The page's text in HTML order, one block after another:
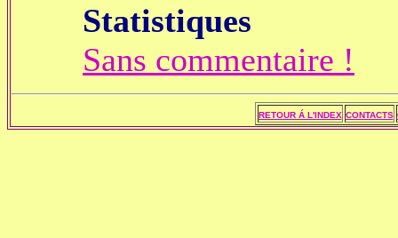
Statistiques
Sans commentaire !
RETOUR Á L'INDEX CONTACTS